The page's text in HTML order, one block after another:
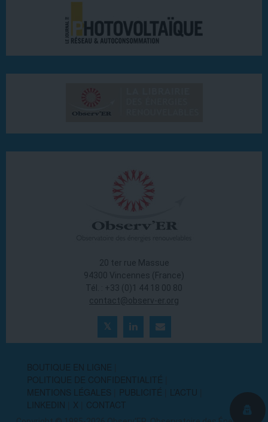
20 ter rue Massue
94300 Vincennes (France)
Tél. : +33 (0)1 44 18 00 80
contact@observ-er.org
BOUTIQUE EN LIGNE
POLITIQUE DE CONFIDENTIALITÉ
MENTIONS LÉGALES
PUBLICITÉ
L’ACTU
LINKEDIN
X CONTACT